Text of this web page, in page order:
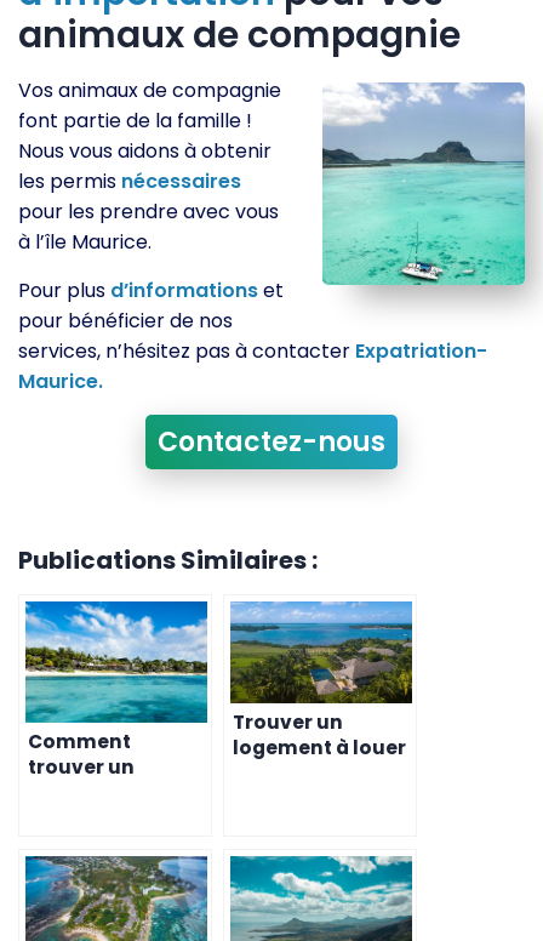
animaux de compagnie
Vos animaux de compagnie
font partie de la famille !
Nous vous aidons à obtenir
les permis nécessaires
pour les prendre avec vous
à l’île Maurice.
Pour plus d’informationset
pour bénéficier de nos
services, n’hésitez pas à contacter Expatriation-
Maurice.
Contactez-nous
Publications Similaires :
Comment
trouver un
qu’expatrié
Trouver un
logement à louer